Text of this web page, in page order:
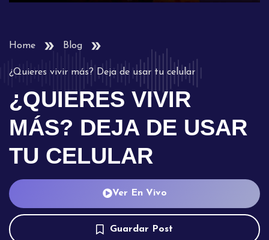
Home Blog
¿Quieres vivir más? Deja de usar tu celular
¿QUIERES VIVIR
MÁS? DEJA DE USAR
TU CELULAR
Ver En Vivo
Guardar Post